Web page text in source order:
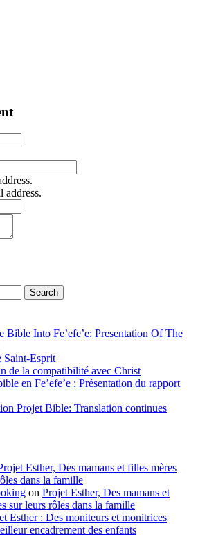
address.
Search
Bible Into Fe’efe’e: Presentation Of The
Saint-Esprit
de la compatibilité avec Christ
en Fe’efe’e : Présentation du rapport
Projet Bible: Translation continues
Esther, Des mamans et filles mères
dans la famille
on Projet Esther, Des mamans et
sur leurs rôles dans la famille
Esther : Des moniteurs et monitrices
encadrement des enfants